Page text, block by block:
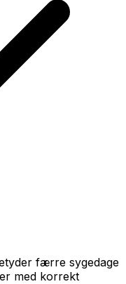
færre sygedage
med korrekt